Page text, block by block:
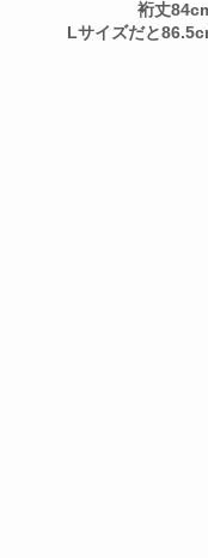
裄丈
Lサイズだと